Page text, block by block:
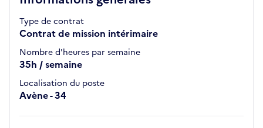
Type de contrat
Contrat de mission intérimaire
Nombre d'heures par semaine
35h / semaine
Localisation du poste
Avène - 34